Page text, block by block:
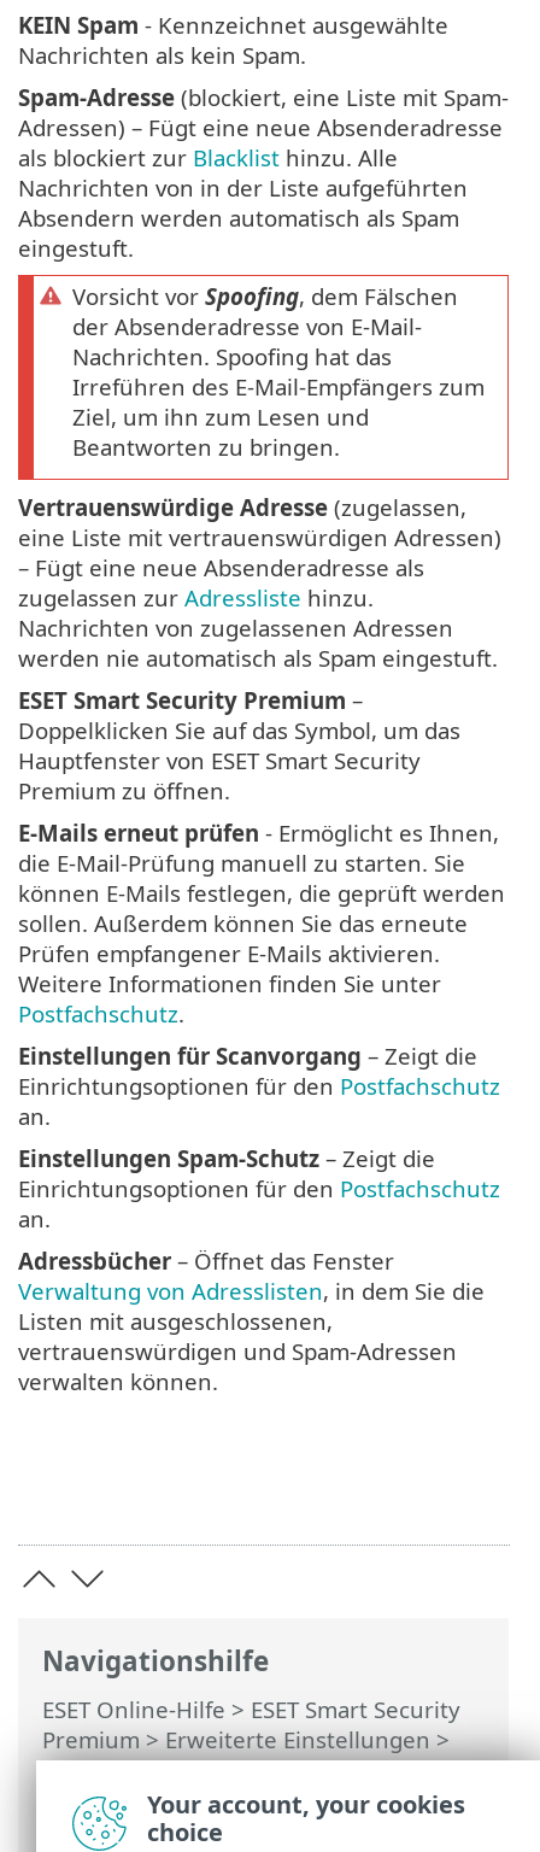
Navigationshilfe
ESET Online-Hilfe > ESET Smart Security
Premium>Erweiterte Einstellungen>
Schutzfunktionen>E-Mail-Client-Schutz
Postfachschutz>Integrationen>
Microsoft Outlook-Symbolleiste
KEIN Spam - Kennzeichnet ausgewählte
Nachrichten als kein Spam.
Spam-Adresse (blockiert, eine Liste mit Spam-
Adressen) – Fügt eine neue Absenderadresse
als blockiert zur Blacklist hinzu. Alle
Nachrichten von in der Liste aufgeführten
Absendern werden automatisch als Spam
eingestuft.
Vorsicht vor Spoofing, dem Fälschen
der Absenderadresse von E-Mail-
Nachrichten. Spoofing hat das
Irreführen des E-Mail-Empfängers zum
Ziel, um ihn zum Lesen und
Beantworten zu bringen.
Vertrauenswürdige Adresse (zugelassen,
eine Liste mit vertrauenswürdigen Adressen)
– Fügt eine neue Absenderadresse als
zugelassen zur Adressliste hinzu.
Nachrichten von zugelassenen Adressen
werden nie automatisch als Spam eingestuft.
ESET Smart Security Premium –
Doppelklicken Sie auf das Symbol, um das
Hauptfenster von ESET Smart Security
Premium zu öffnen.
E-Mails erneut prüfen - Ermöglicht es Ihnen,
die E-Mail-Prüfung manuell zu starten. Sie
können E-Mails festlegen, die geprüft werden
sollen. Außerdem können Sie das erneute
Prüfen empfangener E-Mails aktivieren.
Weitere Informationen finden Sie unter
Postfachschutz.
Einstellungen für Scanvorgang – Zeigt die
Einrichtungsoptionen für den Postfachschutz
an.
Einstellungen Spam-Schutz – Zeigt die
Einrichtungsoptionen für den Postfachschutz
an.
Adressbücher – Öffnet das Fenster
Verwaltung von Adresslisten, in dem Sie die
Listen mit ausgeschlossenen,
vertrauenswürdigen und Spam-Adressen
verwalten können.
Your account, your cookies
choice